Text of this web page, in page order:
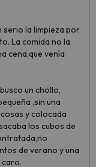
serio la limpieza por
La comida no la
cena,que venía
un chollo,
,sin una
y colocada
los cubos de
de verano y una
caro.